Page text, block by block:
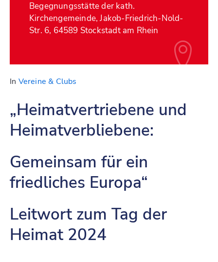
Begegnungsstätte der kath.
Kirchengemeinde, Jakob-Friedrich-Nold-
Str. 6, 64589 Stockstadt am Rhein
In Vereine & Clubs
„Heimatvertriebene und
Heimatverbliebene:
Gemeinsam für ein
friedliches Europa“
Leitwort zum Tag der
Heimat 2024